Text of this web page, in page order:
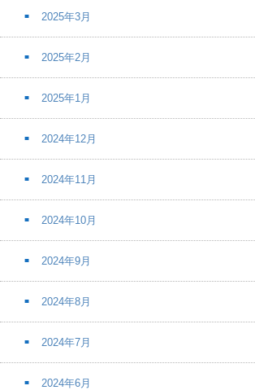
2025年3月
2025年2月
2025年1月
2024年12月
2024年11月
2024年10月
2024年9月
2024年8月
2024年7月
2024年6月